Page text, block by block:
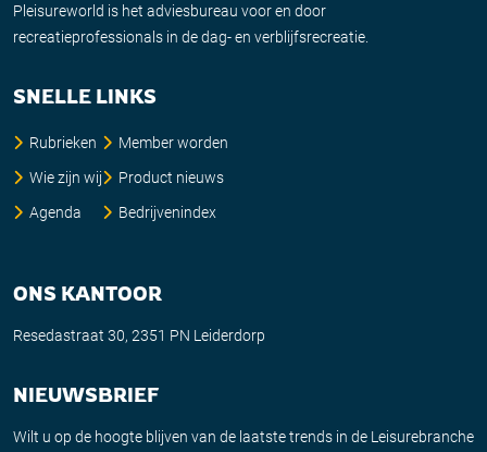
Pleisureworld is het adviesbureau voor en door
recreatieprofessionals in de dag- en verblijfsrecreatie.
SNELLE LINKS
Rubrieken
Wie zijn wij
Agenda
Member worden
Product nieuws
Bedrijvenindex
ONS KANTOOR
Resedastraat 30, 2351 PN Leiderdorp
NIEUWSBRIEF
Wilt u op de hoogte blijven van de laatste trends in de Leisurebranche